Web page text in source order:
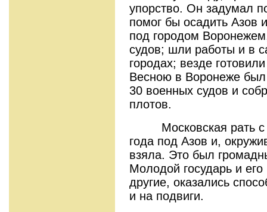
упорство. Он задумал
помог бы осадить Азов
под городом
судов; шли работы и в
городах; везде
Весною в Воронеже был
30 военных судов и
плотов.
Московская рать с
года под Азов и,
взяла. Это был
Молодой государь и
другие, оказались
и на подвиги.